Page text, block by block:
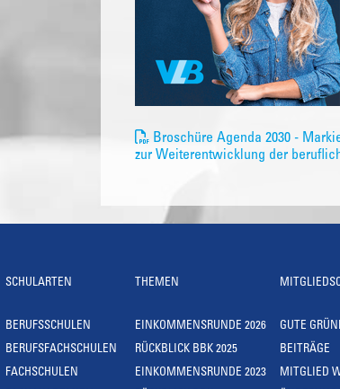
Broschüre Agenda 2030 -
zur Weiterentwicklung der
SCHULARTEN
BERUFSSCHULEN
BERUFSFACHSCHULEN
FACHSCHULEN
THEMEN
EINKOMMENSRUNDE 2026
RÜCKBLICK BBK 2025
EINKOMMENSRUNDE 2023
GUTE
BEITRÄGE
MITGLIED